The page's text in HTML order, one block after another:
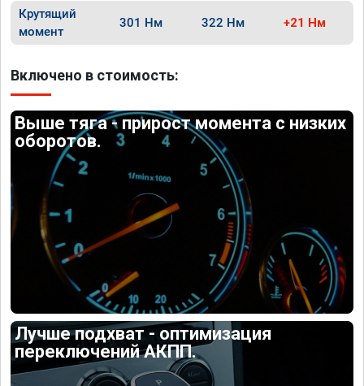
Крутящий
момент
301 Нм 322 Нм +21 Нм
Включено в стоимость:
Выше тяга - прирост момента с низких
оборотов.
Лучше подхват - оптимизация
переключений АКПП.